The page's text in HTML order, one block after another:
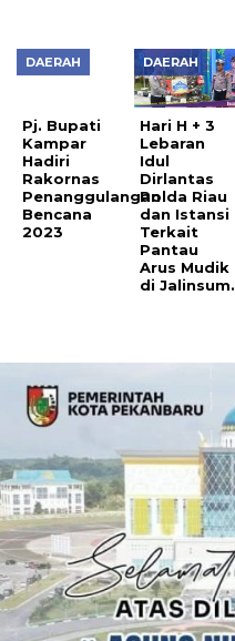
DAERAH
Pj. Bupati
Kampar
Hadiri
Rakornas
Penanggulangan
Bencana
2023
DAERAH
Hari H + 3
Lebaran
Idul
Dirlantas
Polda Riau
dan Istansi
Terkait
Pantau
Arus Mudik
di Jalinsum.